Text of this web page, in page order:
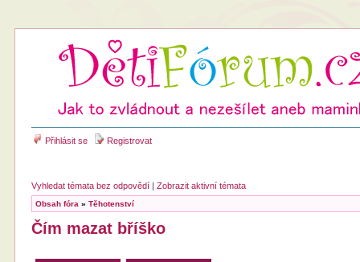
Přihlásit se Registrovat
Vyhledat témata bez odpovědí |Zobrazit aktivní témata
Obsah fóra »Těhotenství
Čím mazat bříško